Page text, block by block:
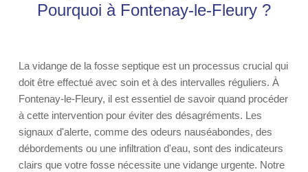
Pourquoi à Fontenay-le-Fleury ?
La vidange de la fosse septique est un processus crucial qui
doit être effectué avec soin et à des intervalles réguliers. À
Fontenay-le-Fleury, il est essentiel de savoir quand procéder
à cette intervention pour éviter des désagréments. Les
signaux d'alerte, comme des odeurs nauséabondes, des
débordements ou une infiltration d'eau, sont des indicateurs
clairs que votre fosse nécessite une vidange urgente. Notre